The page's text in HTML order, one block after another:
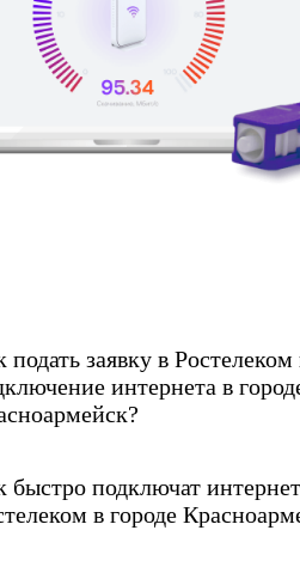
подать заявку в Ростелеком
интернета в
быстро подключат интернет
в городе